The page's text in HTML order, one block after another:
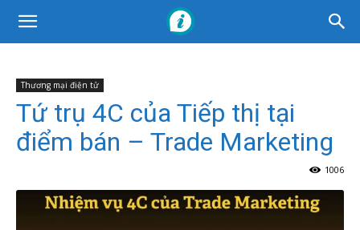
Thương mại điện tử
Tứ trụ 4C của Tiếp thị tại
điểm bán – Trade Marketing
1006